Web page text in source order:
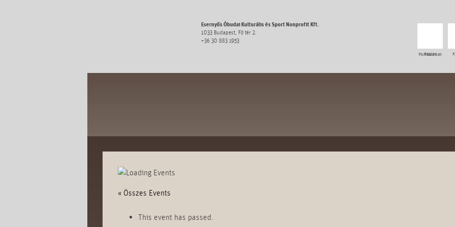
Esernyős Óbudai Kulturális és Sport Nonprofit Kft.
1033 Budapest, Fő tér 2.
+36 30 883 1953
Rólunk
Munkatársak
« Összes Events
This event has passed.